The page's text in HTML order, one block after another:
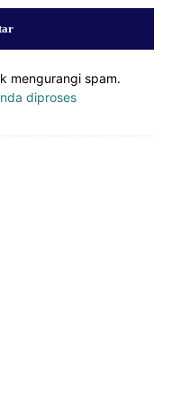
mengurangi spam.
diproses